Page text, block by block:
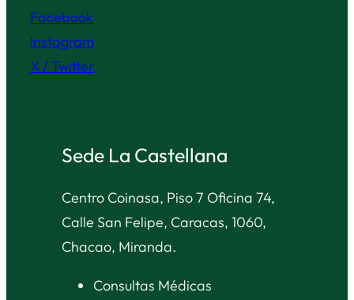
Facebook
Instagram
X / Twitter
Sede La Castellana
Centro Coinasa, Piso 7 Oficina 74,
Calle San Felipe, Caracas, 1060,
Chacao, Miranda.
Consultas Médicas